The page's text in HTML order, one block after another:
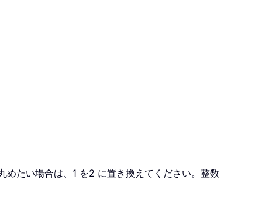
たい場合は、1 を2 に置き換えてください。整数